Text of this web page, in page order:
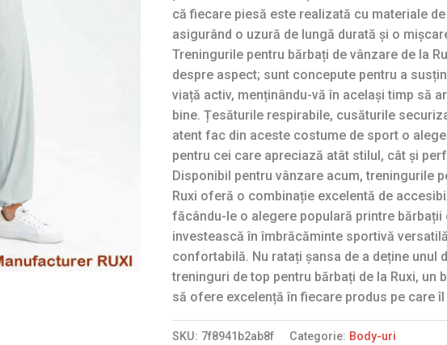
că fiecare piesă este realizată cu materiale
asigurând o uzură de lungă durată și o
Treningurile pentru bărbați de vânzare de la
despre aspect; sunt concepute pentru a
viață activ, menținându-vă în același timp să
bine. Țesăturile respirabile, cusăturile
atent fac din aceste costume de sport o
pentru cei care apreciază atât stilul, cât și
Disponibil pentru vânzare acum, treningurile
Ruxi oferă o combinație excelentă de
făcându-le o alegere populară printre bărbații
investească în îmbrăcăminte sportivă
confortabilă. Nu ratați șansa de a deține unul
treninguri de top pentru bărbați de la Ruxi, un
să ofere excelență în fiecare produs pe care
SKU: 7f8941b2ab8f Categorie: Body-uri